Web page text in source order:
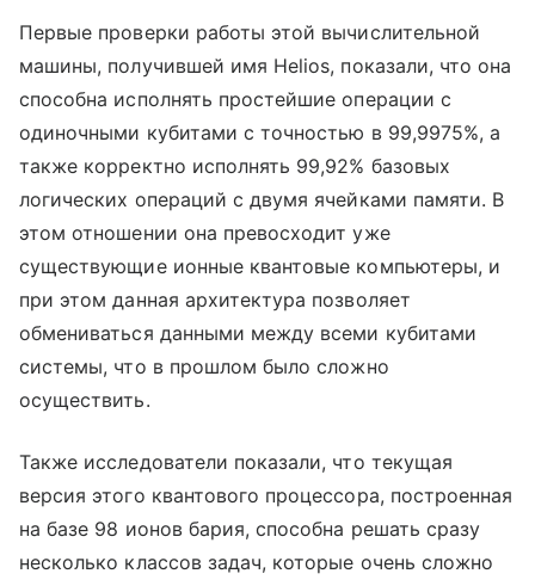
Первые проверки работы этой вычислительной
машины, получившей имя Helios, показали, что она
способна исполнять простейшие операции с
одиночными кубитами с точностью в 99,9975%, а
также корректно исполнять 99,92% базовых
логических операций с двумя ячейками памяти. В
этом отношении она превосходит уже
существующие ионные квантовые компьютеры, и
при этом данная архитектура позволяет
обмениваться данными между всеми кубитами
системы, что в прошлом было сложно
осуществить.
Также исследователи показали, что текущая
версия этого квантового процессора, построенная
на базе 98 ионов бария, способна решать сразу
несколько классов задач, которые очень сложно